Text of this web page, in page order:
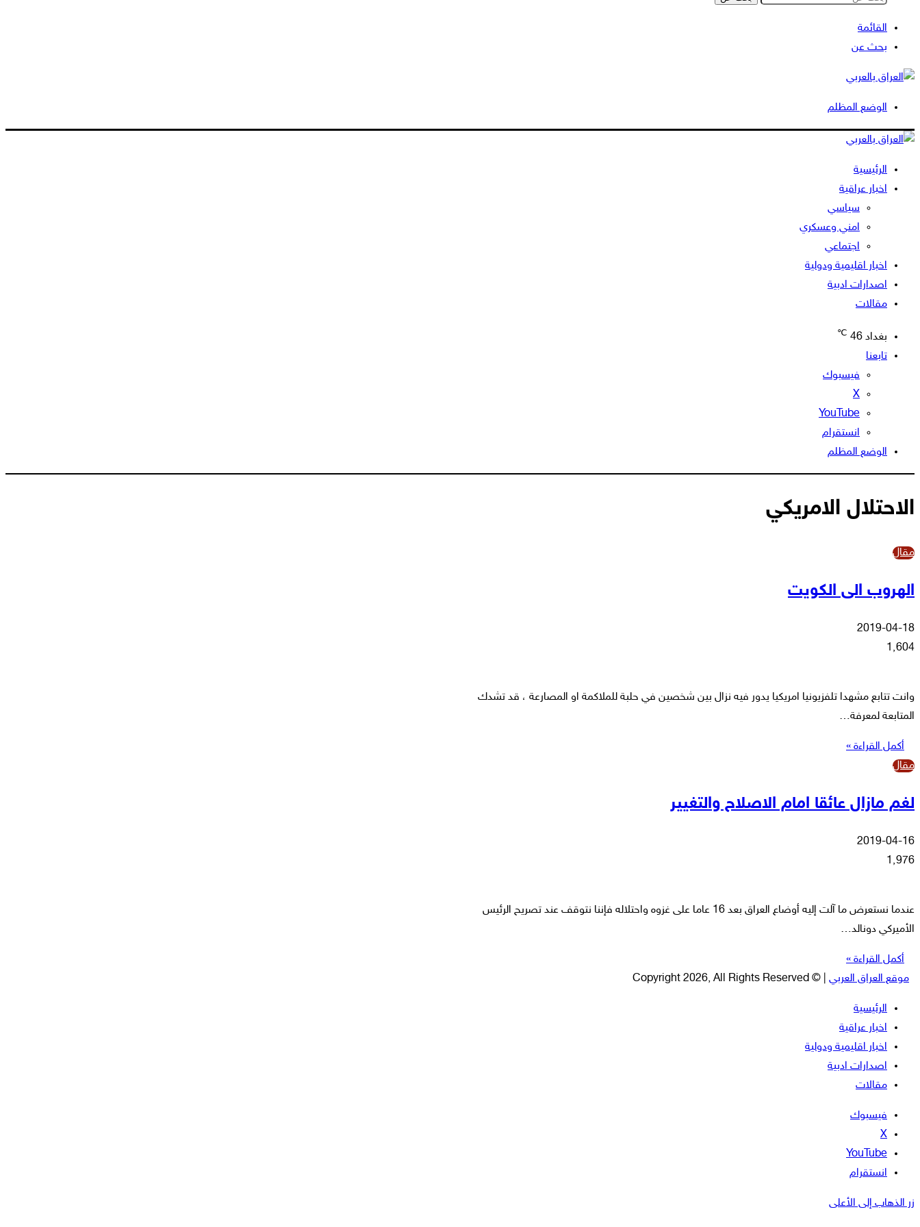
القائمة
بحث عن
الوضع المظلم
الرئيسية
اخبار عراقية
سياسي
امني وعسكري
اجتماعي
اخبار اقليمية ودولية
اصدارات ادبية
مقالات
بغداد 46
℃
تابعنا
فيسبوك
‫X
‫YouTube
انستقرام
الوضع المظلم
الاحتلال الامريكي
مقال
الهروب الى الكويت
2019-04-18
1٬604
وانت تتابع مشهدا تلفزيونيا امريكيا يدور فيه نزال بين شخصين في حلبة للملاكمة او المصارعة ، قد تشدك
المتابعة لمعرفة…
أكمل القراءة »
مقال
لغم مازال عائقا امام الاصلاح والتغيير
2019-04-16
1٬976
عندما نستعرض ما آلت إليه أوضاع العراق بعد 16 عاما على غزوه واحتلاله فإننا نتوقف عند تصريح الرئيس
الأميركي دونالد…
أكمل القراءة »
موقع العراق العربي | © Copyright 2026, All Rights Reserved
الرئيسية
اخبار عراقية
اخبار اقليمية ودولية
اصدارات ادبية
مقالات
فيسبوك
‫X
‫YouTube
انستقرام
زر الذهاب إلى الأعلى